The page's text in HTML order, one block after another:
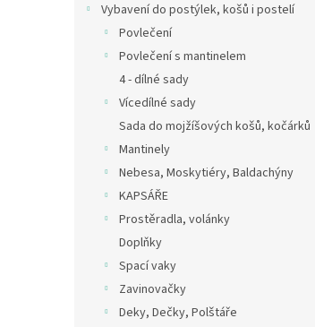
Vybavení do postýlek, košů i postelí
Povlečení
Povlečení s mantinelem
4 - dílné sady
Vícedílné sady
Sada do mojžíšových košů, kočárků
Mantinely
Nebesa, Moskytiéry, Baldachýny
KAPSÁŘE
Prostěradla, volánky
Doplňky
Spací vaky
Zavinovačky
Deky, Dečky, Polštáře